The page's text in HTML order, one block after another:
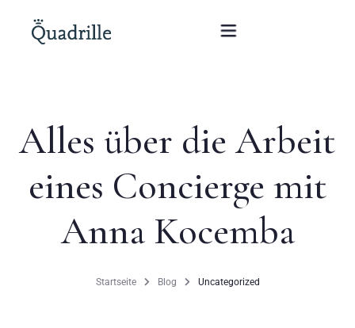
Hotel für Erwachsene
Zimmer
Pakete
Alles über die Arbeit
eines Concierge mit
Anna Kocemba
Startseite Blog Uncategorized